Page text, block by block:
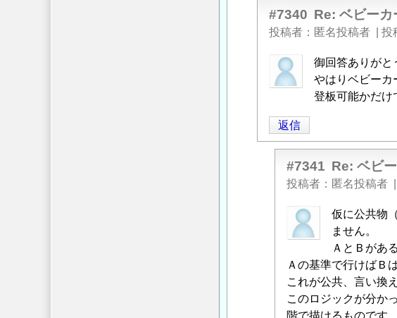
#7340 Re: ベビーカ
投稿者 匿名投稿者 投
匿
名
者
に
御回答ありがと
やはりベビーカ
登板可能かだけ
返信
#7341 Re: ベビ
投稿者 匿名投稿者
匿
名
稿
者
に
よ
仮に公共物
ません。
ＡとＢがあ
Ａの基準で行けばＢ
これが公共、言い換
このロジックが分か
階で描けるものです。